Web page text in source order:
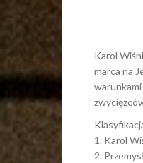
Karol
marca na
1. Karol
2.